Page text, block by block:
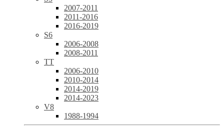
2007-2011
2011-2016
2016-2019
S6
2006-2008
2008-2011
TT
2006-2010
2010-2014
2014-2019
2014-2023
V8
1988-1994